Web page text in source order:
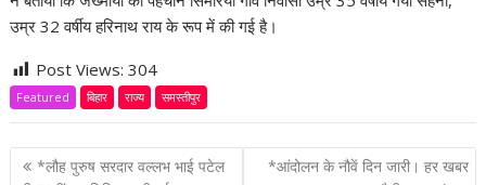
उम्र 32 वर्षीय हरिनाथ राय के रूप में की गई है।
Post Views:304
Featured बिहार राज्य समस्तीपुर
P *लौह पुरुष सरदार वल्लभ भाई पटेल
*आंदोलन के नौवें दिन जारी। हर खबर